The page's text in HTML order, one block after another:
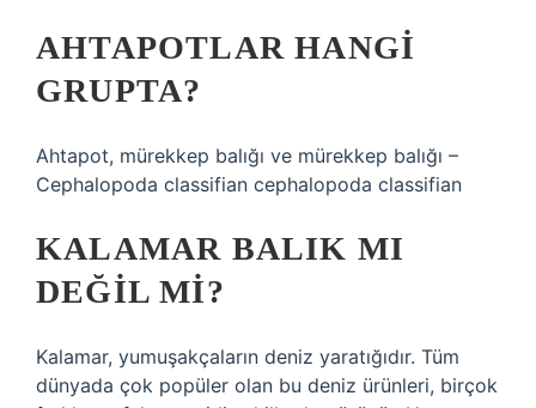
AHTAPOTLAR HANGI
GRUPTA?
Ahtapot, mürekkep balığı ve mürekkep balığı –
Cephalopoda classifian cephalopoda classifian
KALAMAR BALIK MI
DEĞIL MI?
Kalamar, yumuşakçaların deniz yaratığıdır. Tüm
dünyada çok popüler olan bu deniz ürünleri, birçok